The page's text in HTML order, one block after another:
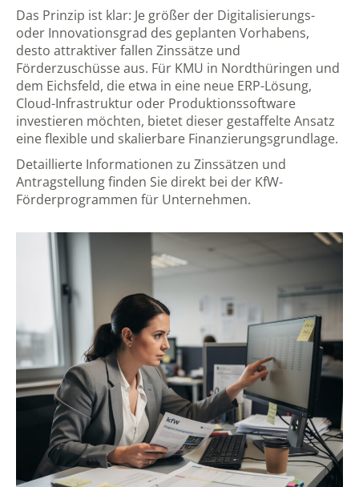
Das Prinzip ist klar: Je größer der Digitalisierungs-
oder Innovationsgrad des geplanten Vorhabens,
desto attraktiver fallen Zinssätze und
Förderzuschüsse aus. Für KMU in Nordthüringen und
dem Eichsfeld, die etwa in eine neue ERP-Lösung,
Cloud-Infrastruktur oder Produktionssoftware
investieren möchten, bietet dieser gestaffelte Ansatz
eine flexible und skalierbare Finanzierungsgrundlage.
Detaillierte Informationen zu Zinssätzen und
Antragstellung finden Sie direkt bei der KfW-
Förderprogrammen für Unternehmen.